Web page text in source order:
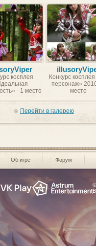
косплея
- 1 место
Конкурс
персонаж»
место
Перейти в галерею
Об игре Форум